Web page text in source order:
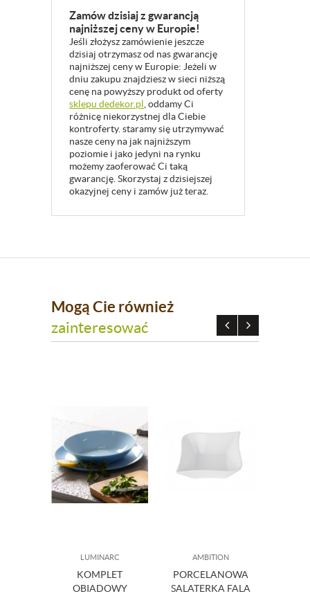
Zamów dzisiaj z gwarancją
najniższej ceny w Europie!
Jeśli złożysz zamówienie jeszcze
dzisiaj otrzymasz od nas gwarancję
najniższej ceny w Europie: Jeżeli w
dniu zakupu znajdziesz w sieci niższą
cenę na powyższy produkt od oferty
sklepu dedekor.pl, oddamy Ci
różnicę niekorzystnej dla Ciebie
kontroferty. staramy się utrzymywać
nasze ceny na jak najniższym
poziomie i jako jedyni na rynku
możemy zaoferować Ci taką
gwarancję. Skorzystaj z dzisiejszej
okazyjnej ceny i zamów już teraz.
Mogą Cie również
zainteresować
LUMINARC
KOMPLET
OBIADOWY
AMBITION
PORCELANOWA
SALATERKA FALA